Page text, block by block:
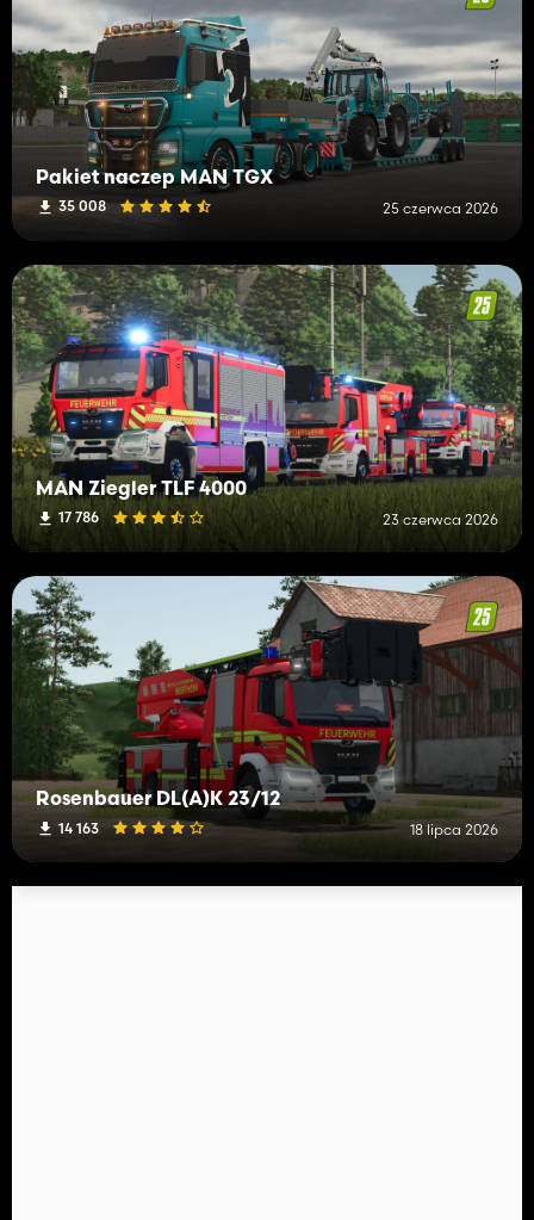
Pakiet naczep MAN TGX
35 008 25 czerwca 2026
MAN Ziegler TLF 4000
17 786 23 czerwca 2026
Rosenbauer DL(A)K 23/12
14 163 18 lipca 2026